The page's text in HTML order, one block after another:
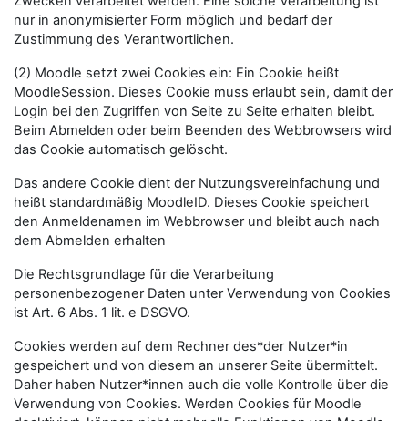
nur in anonymisierter Form möglich und bedarf der
Zustimmung des Verantwortlichen.
(2) Moodle setzt zwei Cookies ein: Ein Cookie heißt
MoodleSession. Dieses Cookie muss erlaubt sein, damit der
Login bei den Zugriffen von Seite zu Seite erhalten bleibt.
Beim Abmelden oder beim Beenden des Webbrowsers wird
das Cookie automatisch gelöscht.
Das andere Cookie dient der Nutzungsvereinfachung und
heißt standardmäßig MoodleID. Dieses Cookie speichert
den Anmeldenamen im Webbrowser und bleibt auch nach
dem Abmelden erhalten
Die Rechtsgrundlage für die Verarbeitung
personenbezogener Daten unter Verwendung von Cookies
ist Art. 6 Abs. 1 lit. e DSGVO.
Cookies werden auf dem Rechner des*der Nutzer*in
gespeichert und von diesem an unserer Seite übermittelt.
Daher haben Nutzer*innen auch die volle Kontrolle über die
Verwendung von Cookies. Werden Cookies für Moodle